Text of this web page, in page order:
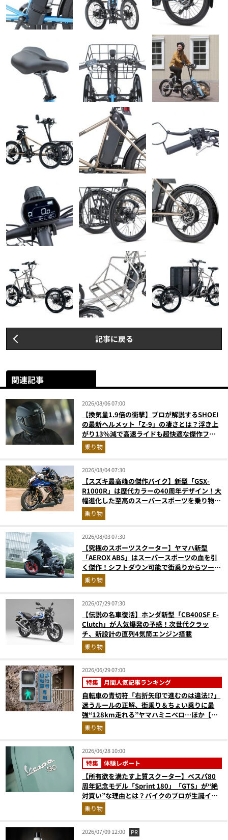
記事に戻る
関連記事
2026/08/06 07:00
【換気量1.9倍の衝撃】プロが解説するSHOEI
の最新ヘルメット「Z-9」の凄さとは？浮き上
がり13%減で高速ライドも超快適な傑作フル
フェイス
乗り物
2026/08/04 07:30
【スズキ最高峰の傑作バイク】新型「GSX-
R1000R」は歴代カラーの40周年デザイン！大
幅進化した至高のスーパースポーツを乗り物ラ
イターが解説
乗り物
2026/08/03 07:30
【究極のスポーツスクーター】ヤマハ新型
「AEROX ABS」はスーパースポーツの血を引
く傑作！シフトダウン可能で街乗りからツーリ
ングまで最強
乗り物
2026/07/29 07:30
【伝説の名車復活】ホンダ新型「CB400SF E-
Clutch」が人気爆発の予感！次世代クラッ
チ、新設計の直列4気筒エンジン搭載
乗り物
2026/06/29 07:00
特集 月間人気記事ランキング
自転車の青切符「右折矢印で進むのは違法!?」
迷うルールの正解、街乗り＆ちょい乗りに最
強“128km走れる”ヤマハミニベロ…ほか【自
転車の人気記事ランキングベスト3】（2026年
5月版）
乗り物
2026/06/28 10:00
特集 体験レポート
【所有欲を満たす上質スクーター】ベスパ80
周年記念モデル「Sprint 180」「GTS」が“絶
対買い”な理由とは？バイクのプロが生誕イベ
ントから実車レビュー！
乗り物
2026/07/09 12:00 PR